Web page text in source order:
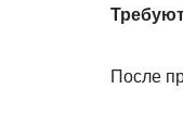
После